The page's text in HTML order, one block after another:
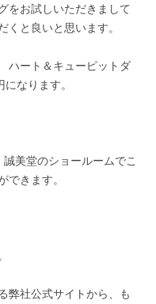
をお試しいただきまして
くと良いと思います。
ハート＆キューピットダ
なります。
美堂のショールームでこ
きます。
弊社公式サイトから、も